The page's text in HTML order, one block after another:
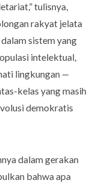
tulisnya,
rakyat jelata
sistem yang
intelektual,
lingkungan —
kelas yang masih
demokratis
dalam gerakan
bahwa apa